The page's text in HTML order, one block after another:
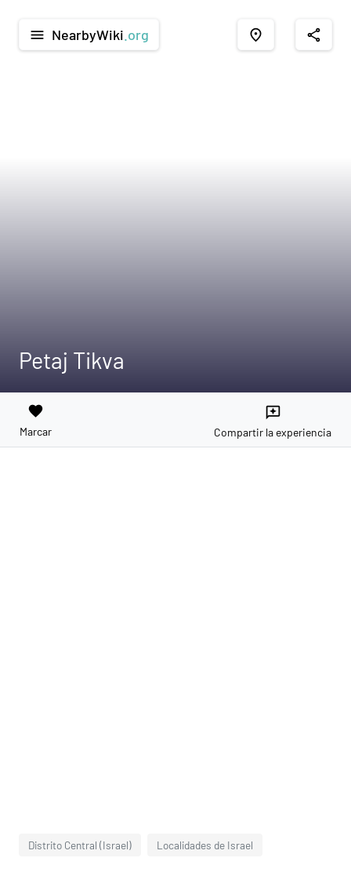
menu NearbyWiki .org place share
Petaj Tikva
favorite
Marcar
reviews
Compartir la experiencia
Distrito Central (Israel) Localidades de Israel